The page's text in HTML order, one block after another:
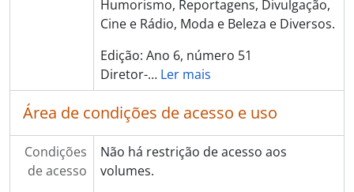
Humorismo, Reportagens, Divulgação,
Cine e Rádio, Moda e Beleza e Diversos.
Edição: Ano 6, número 51
Diretor-… Ler mais
Área de condições de acesso e uso
Condições
de acesso
Não há restrição de acesso aos
volumes.